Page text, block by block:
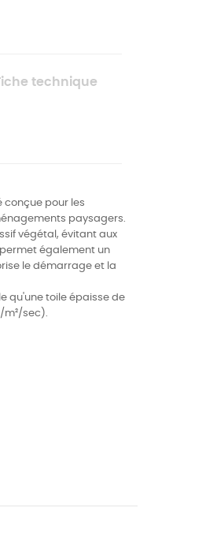
technique
conçue pour les
paysagers.
végétal, évitant aux
permet également un
le démarrage et la
qu'une toile épaisse de
m²/sec).